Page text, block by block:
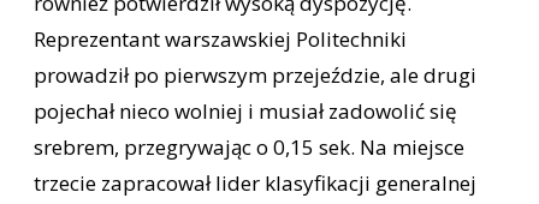
Reprezentant warszawskiej Politechniki
prowadził po pierwszym przejeździe, ale drugi
pojechał nieco wolniej i musiał zadowolić się
srebrem, przegrywając o 0,15 sek. Na miejsce
trzecie zapracował lider klasyfikacji generalnej